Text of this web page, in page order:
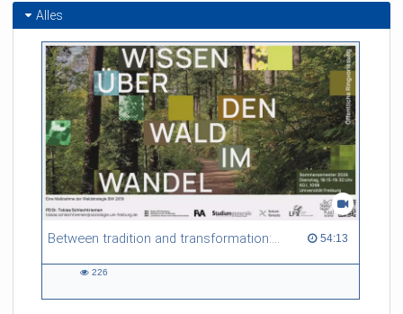
Referent/in:
Andreas Nagel
Alles
Between tradition and transformation: how owners, advisers and institutions co-create knowledge for resilient forests in Europe 54:13
54:13 duration
226